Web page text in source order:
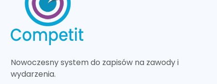
Nowoczesny system do zapisów na zawody i
wydarzenia.